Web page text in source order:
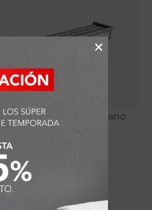
Toallero Hotelero Milano
S/447.12